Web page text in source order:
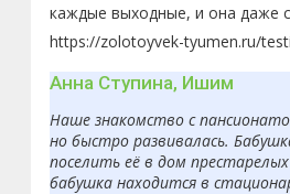
каждые выходные, и она даже
https://zolotoyvek-tyumen.ru/
Анна Ступина, Ишим
Наше знакомство с
но быстро развивалась.
поселить её в дом
бабушка находится в